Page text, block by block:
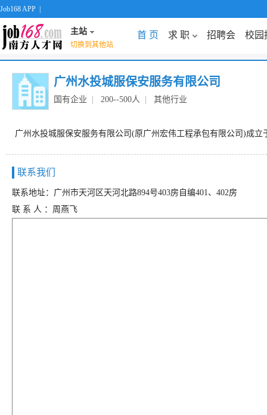
Job168 APP
主站
切换到其他站
首 页 求 职 招聘会 校园
广州水投城服保安服务有限公司
国有企业 200--500人 其他行业
广州水投城服保安服务有限公司(原广州宏伟工程承包有限公司)成
联系我们
联系地址：广州市天河区天河北路894号403房自编401、402房
联 系 人 ：周燕飞